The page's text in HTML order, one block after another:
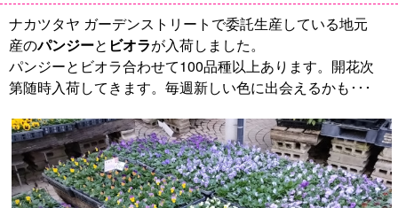
ナカツタヤ ガーデンストリートで委託生産している地元
産のパンジーと ビオラが入荷しました。
パンジーとビオラ合わせて100品種以上あります。開花次
第随時入荷してきます。毎週新しい色に出会えるかも･･･